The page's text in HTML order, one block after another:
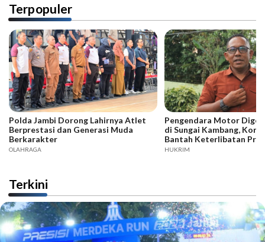
Terpopuler
Polda Jambi Dorong Lahirnya Atlet
Berprestasi dan Generasi Muda
Berkarakter
OLAHRAGA
Pengendara Motor
di Sungai Kambang,
Bantah Keterlibatan
HUKRIM
Terkini